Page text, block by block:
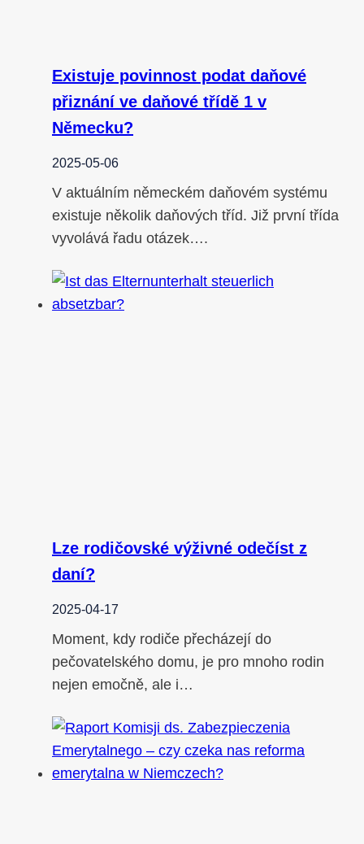
Existuje povinnost podat daňové
přiznání ve daňové třídě 1 v
Německu?
2025-05-06
V aktuálním německém daňovém systému
existuje několik daňových tříd. Již první třída
vyvolává řadu otázek….
Lze rodičovské výživné odečíst z
daní?
2025-04-17
Moment, kdy rodiče přecházejí do
pečovatelského domu, je pro mnoho rodin
nejen emočně, ale i…